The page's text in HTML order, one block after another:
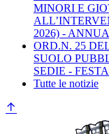
MINORI E
2026) -
ORD.N. 25
SUOLO
SEDIE -
Tutte le notizie